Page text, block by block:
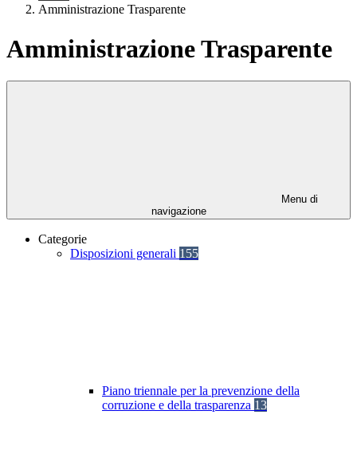
Amministrazione Trasparente
Amministrazione Trasparente
Menu di
navigazione
Categorie
Disposizioni generali 155
Piano triennale per la prevenzione della
corruzione e della trasparenza 13